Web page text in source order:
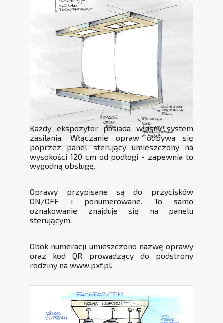
Każdy ekspozytor posiada własny system
zasilania. Włączanie opraw odbywa się
poprzez panel sterujący umieszczony na
wysokości 120 cm od podłogi - zapewnia to
wygodną obsługę.
Oprawy przypisane są do przycisków
ON/OFF i ponumerowane. To samo
oznakowanie znajduje się na panelu
sterującym.
Obok numeracji umieszczono nazwę oprawy
oraz kod QR prowadzący do podstrony
rodziny na www.pxf.pl